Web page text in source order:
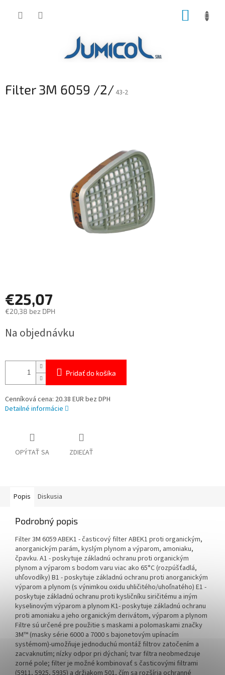
Filter 3M 6059 /2/ 43-2
€25,07
€20,38 bez DPH
cena:
Na objednávku
Pridať do košíka
Cenníková cena: 20.38 EUR bez DPH
Detailné informácie
OPÝTAŤ SA ZDIEĽAŤ
Popis Diskusia
Podrobný popis
Filter 3M 6059 ABEK1 - časticový filter ABEK1 proti organickým,
anorganickým parám, kyslým plynom a výparom, amoniaku,
čpavku. A1 - poskytuje základnú ochranu proti organickým
plynom a výparom s bodom varu viac ako 65°C (rozpúšťadlá,
uhľovodíky) B1 - poskytuje základnú ochranu proti anorganickým
výparom a plynom (s výnimkou oxidu uhličitého/uhoľnatého) E1 -
poskytuje základnú ochranu proti kysličníku siričitému a iným
kyselinovým výparom a plynom K1- poskytuje základnú ochranu
proti amoniaku a jeho organickým derivátom, výparom a plynom
Filtre sú určené pre použitie s maskami a polomaskami značky
3M™ (masky série 6000 a 7000 s bajonetovým upínacím
systémom)-umožňuje jednoduchú montáž filtrov zatočením a
zacvaknutím; nízky odpor pri dýchaní; tvar filtra neobmedzuje
zorné pole; filter je možné kombinovať s časticovými filtrami